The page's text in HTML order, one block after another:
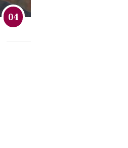
04